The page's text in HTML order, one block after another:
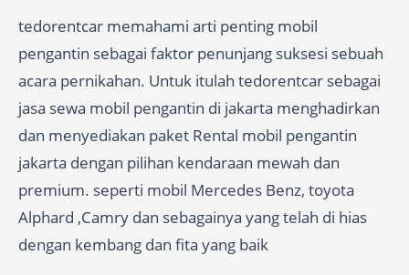
tedorentcar memahami arti penting mobil
pengantin sebagai faktor penunjang suksesi sebuah
acara pernikahan. Untuk itulah tedorentcar sebagai
jasa sewa mobil pengantin di jakarta menghadirkan
dan menyediakan paket Rental mobil pengantin
jakarta dengan pilihan kendaraan mewah dan
premium. seperti mobil Mercedes Benz, toyota
Alphard ,Camry dan sebagainya yang telah di hias
dengan kembang dan fita yang baik